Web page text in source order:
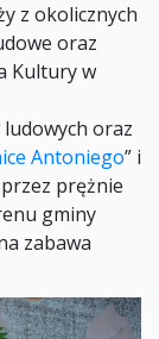
z okolicznych
oraz
Kultury w
oraz
Antoniego” i
prężnie
gminy
zabawa